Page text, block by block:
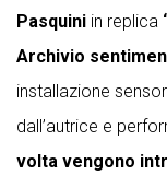
Pasquini in replica
Archivio
installazione
dall’autrice e
volta vengono